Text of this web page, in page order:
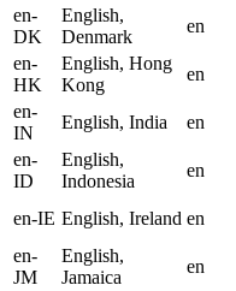
en-
DK
English,
Denmark
en
en-
HK
English, Hong
Kong
en
en-
IN
English, India en
en-
ID
English,
Indonesia
en
en-IE English, Ireland en
en-
JM
English,
Jamaica
en